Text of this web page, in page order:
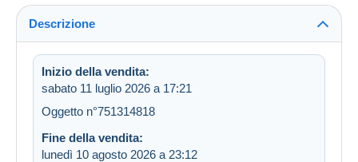
Descrizione
Inizio della vendita:
sabato 11 luglio 2026 a 17:21
Oggetto n°751314818
Fine della vendita:
lunedì 10 agosto 2026 a 23:12